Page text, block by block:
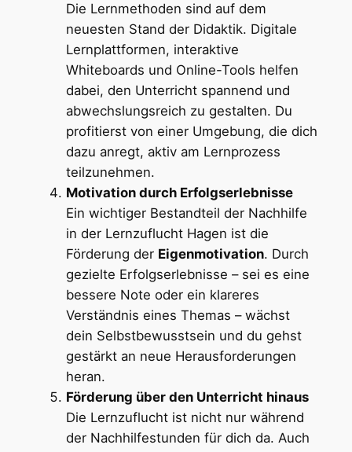
Die Lernmethoden sind auf dem
neuesten Stand der Didaktik. Digitale
Lernplattformen, interaktive
Whiteboards und Online-Tools helfen
dabei, den Unterricht spannend und
abwechslungsreich zu gestalten. Du
profitierst von einer Umgebung, die dich
dazu anregt, aktiv am Lernprozess
teilzunehmen.
Motivation durch Erfolgserlebnisse
Ein wichtiger Bestandteil der Nachhilfe
in der Lernzuflucht Hagen ist die
Förderung der Eigenmotivation. Durch
gezielte Erfolgserlebnisse – sei es eine
bessere Note oder ein klareres
Verständnis eines Themas – wächst
dein Selbstbewusstsein und du gehst
gestärkt an neue Herausforderungen
heran.
Förderung über den Unterricht hinaus
Die Lernzuflucht ist nicht nur während
der Nachhilfestunden für dich da. Auch